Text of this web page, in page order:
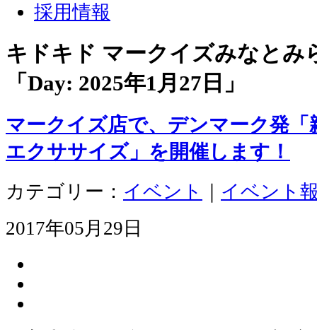
採用情報
キドキド マークイズみなと
「Day: 2025年1月27日 」
マークイズ店で、デンマーク発
エクササイズ」を開催します！
カテゴリー： イベント
イベント
2017年05月29日